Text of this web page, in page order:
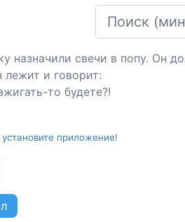
назначили свечи в попу. Он
лежит и говорит:
то будете?!
приложение!